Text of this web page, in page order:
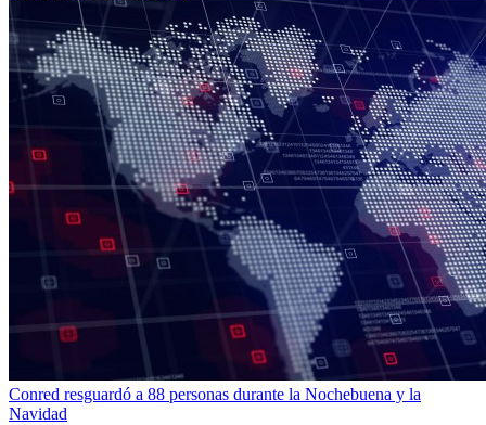
Conred resguardó a 88 personas durante la Nochebuena y la
Navidad